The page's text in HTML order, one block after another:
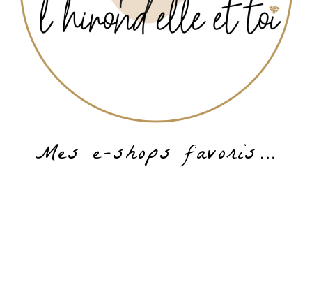
Mes e-shops favoris…